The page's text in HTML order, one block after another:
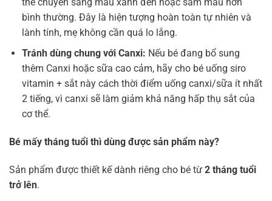
bình thường. Đây là hiện tượng hoàn toàn tự nhiên và
lành tính, mẹ không cần quá lo lắng.
Tránh dùng chung với Canxi: Nếu bé đang bổ sung
thêm Canxi hoặc sữa cao cảm, hãy cho bé uống siro
vitamin + sắt này cách thời điểm uống canxi/sữa ít nhất
2 tiếng, vì canxi sẽ làm giảm khả năng hấp thụ sắt của
cơ thể.
Bé mấy tháng tuổi thì dùng được sản phẩm này?
Sản phẩm được thiết kế dành riêng cho bé từ 2 tháng tuổi
trở lên.